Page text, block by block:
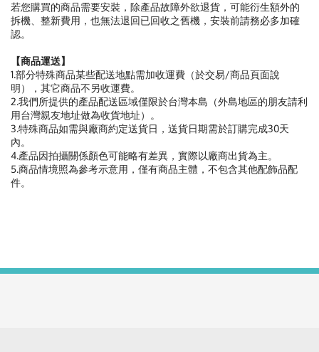
若您購買的商品需要安裝，除產品故障外欲退貨，可能衍生額外的
拆機、整新費用，也無法退回已回收之舊機，安裝前請務必多加確
認。
【商品運送】
1.部分特殊商品某些配送地點需加收運費（於交易/商品頁面說
明），其它商品不另收運費。
2.我們所提供的產品配送區域僅限於台灣本島（外島地區的朋友請利
用台灣親友地址做為收貨地址）。
3.特殊商品如需與廠商約定送貨日，送貨日期需於訂購完成30天
內。
4.產品因拍攝關係顏色可能略有差異，實際以廠商出貨為主。
5.商品情境照為參考示意用，僅有商品主體，不包含其他配飾品配
件。